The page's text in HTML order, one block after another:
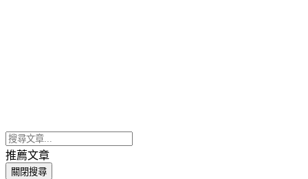
推薦文章
關閉搜尋